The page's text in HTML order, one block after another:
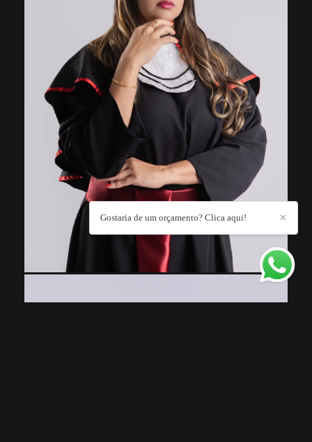
✕
Gostaria de um orçamento? Clica aqui!